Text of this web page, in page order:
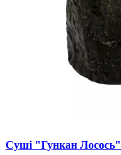
Суші "Гункан Лосось"